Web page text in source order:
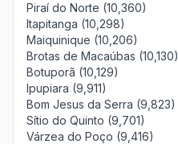
Piraí do Norte (10,360)
Itapitanga (10,298)
Maiquinique (10,206)
Brotas de Macaúbas (10,130)
Botuporã (10,129)
Ipupiara (9,911)
Bom Jesus da Serra (9,823)
Sítio do Quinto (9,701)
Várzea do Poço (9,416)